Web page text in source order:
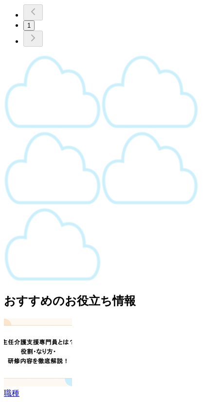
1
おすすめのお役立ち情報
職種